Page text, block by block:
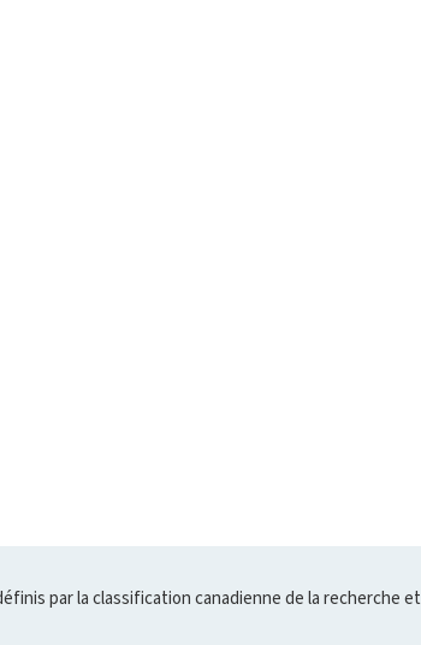
par la classification canadienne de la recherche et